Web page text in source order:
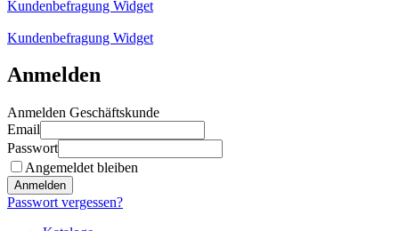
Kundenbefragung Widget
Kundenbefragung Widget
Anmelden
Anmelden Geschäftskunde
Email
Passwort
Angemeldet bleiben
Anmelden
Passwort vergessen?